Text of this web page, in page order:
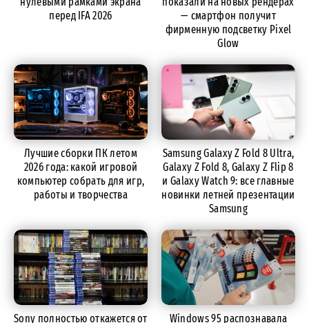
перед IFA 2026
— смартфон получит
фирменную подсветку Pixel
Glow
Лучшие сборки ПК летом
2026 года: какой игровой
компьютер собрать для игр,
работы и творчества
Samsung Galaxy Z Fold 8 Ultra,
Galaxy Z Fold 8, Galaxy Z Flip 8
и Galaxy Watch 9: все главные
новинки летней презентации
Samsung
Sony полностью откажется от
Windows 95 распознавала